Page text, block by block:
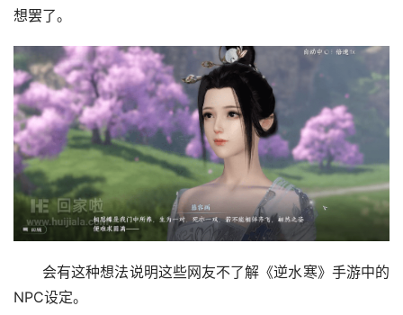
想罢了。
会有这种想法说明这些网友不了解《逆水寒》手游中的
NPC设定。